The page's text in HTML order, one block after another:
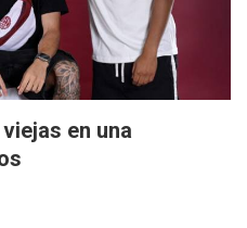
en una